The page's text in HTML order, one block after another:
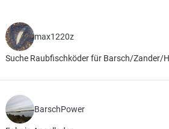
max1220z
Suche Raubfischköder für Barsch/Zander/
BarschPower